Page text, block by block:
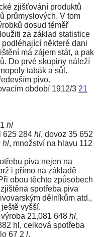
zjišťování produktů
průmyslových. V tom
dosud téměř
za základ statistice
některé dani
má zájem stát, a pak
Do prvé skupiny náleží
tabák a sůl.
pivo.
období 1912/3 21
hl
625 284 hl, dovoz 35 652
hl, množství na hlavu 112
piva nejen na
i přímo na základě
obou těchto způsobech
spotřeba piva
dělníkům atd.,
vyšší.
21,081 648 hl,
hl, celková spotřeba
67 2 l.